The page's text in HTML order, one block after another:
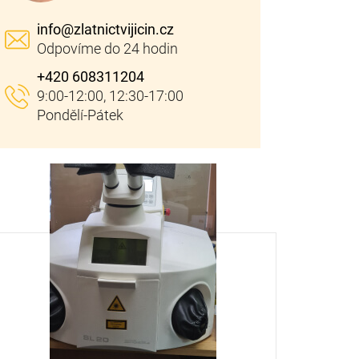
info@zlatnictvijicin.cz
+420 608311204